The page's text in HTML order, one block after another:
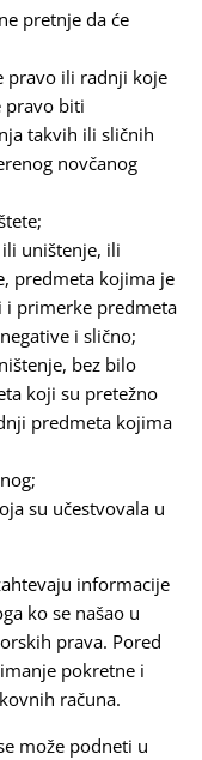
pretnje da će
pravo ili radnji koje
pravo biti
takvih ili sličnih
novčanog
uništenje, ili
predmeta kojima je
i primerke predmeta
i slično;
bez bilo
koji su pretežno
predmeta kojima
su učestvovala u
informacije
ko se našao u
prava. Pored
pokretne i
računa.
može podneti u